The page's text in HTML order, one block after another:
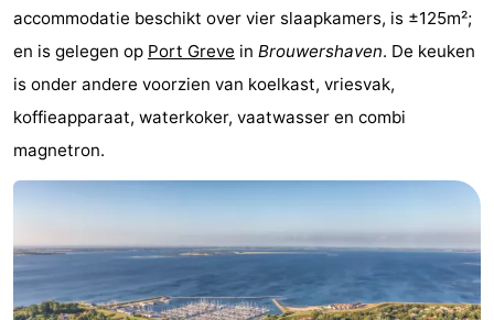
-
Buitenheem
-
De
Oase
-
Duinoord
-
Ginsterveld
Julianahoeve
-
Livingstone
-
accommodatie beschikt over vier slaapkamers, is ±125m²;
en is gelegen op Port Greve in Brouwershaven. De keuken
is onder andere voorzien van koelkast, vriesvak,
koffieapparaat, waterkoker, vaatwasser en combi
magnetron.